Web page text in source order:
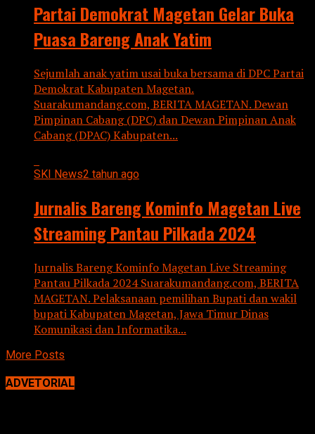
Partai Demokrat Magetan Gelar Buka
Puasa Bareng Anak Yatim
Sejumlah anak yatim usai buka bersama di DPC Partai
Demokrat Kabupaten Magetan.
Suarakumandang.com, BERITA MAGETAN. Dewan
Pimpinan Cabang (DPC) dan Dewan Pimpinan Anak
Cabang (DPAC) Kabupaten...
SKI News2 tahun ago
Jurnalis Bareng Kominfo Magetan Live
Streaming Pantau Pilkada 2024
Jurnalis Bareng Kominfo Magetan Live Streaming
Pantau Pilkada 2024 Suarakumandang.com, BERITA
MAGETAN. Pelaksanaan pemilihan Bupati dan wakil
bupati Kabupaten Magetan, Jawa Timur Dinas
Komunikasi dan Informatika...
More Posts
ADVETORIAL